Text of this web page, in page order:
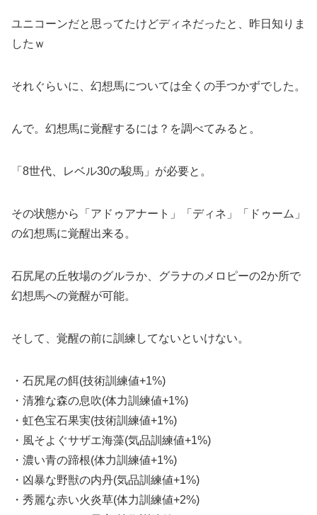
ユニコーンだと思ってたけどディネだったと、昨日知りま
したｗ
それぐらいに、幻想馬については全くの手つかずでした。
んで。幻想馬に覚醒するには？を調べてみると。
「8世代、レベル30の駿馬」が必要と。
その状態から「アドゥアナート」「ディネ」「ドゥーム」
の幻想馬に覚醒出来る。
石尻尾の丘牧場のグルラか、グラナのメロピーの2か所で
幻想馬への覚醒が可能。
そして、覚醒の前に訓練してないといけない。
・石尻尾の餌(技術訓練値+1%)
・清雅な森の息吹(体力訓練値+1%)
・虹色宝石果実(技術訓練値+1%)
・風そよぐサザエ海藻(気品訓練値+1%)
・濃い青の蹄根(体力訓練値+1%)
・凶暴な野獣の内丹(気品訓練値+1%)
・秀麗な赤い火炎草(体力訓練値+2%)